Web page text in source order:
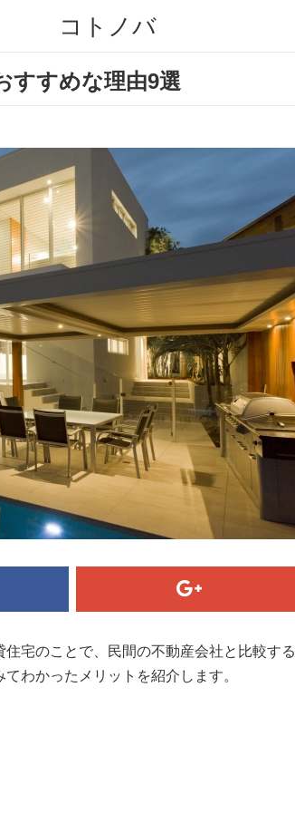
コトノバ
すすめな理由9選
宅のことで、民間の不動産会社と比較する
わかったメリットを紹介します。